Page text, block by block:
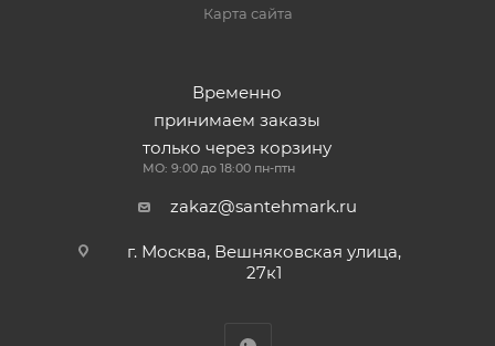
Карта сайта
Временно
принимаем заказы
только через корзину
МО: 9:00 до 18:00 пн-птн
zakaz@santehmark.ru
г. Москва, Вешняковская улица,
27к1